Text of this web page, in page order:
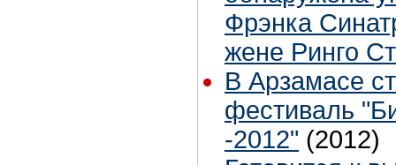
Фрэнка
жене Ринго
В Арзамасе
фестиваль
-2012" (2012)